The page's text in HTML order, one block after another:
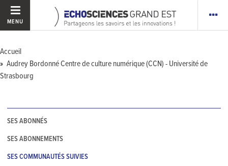
MENU
Accueil
Audrey Bordonné Centre de culture numérique (CCN) - Université de
Strasbourg
SES ABONNÉS
SES ABONNEMENTS
SES COMMUNAUTÉS SUIVIES